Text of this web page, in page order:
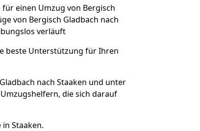
einen Umzug von Bergisch
von Bergisch Gladbach nach
verläuft
beste Unterstützung für Ihren
nach Staaken und unter
die sich darauf
Staaken.